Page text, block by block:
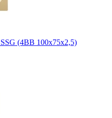
(4BB 100x75x2,5)